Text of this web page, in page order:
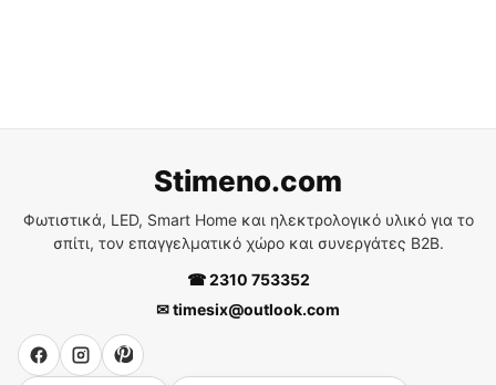
Stimeno.com
Φωτιστικά, LED, Smart Home και ηλεκτρολογικό υλικό για το
σπίτι, τον επαγγελματικό χώρο και συνεργάτες B2B.
☎ 2310 753352
✉ timesix@outlook.com